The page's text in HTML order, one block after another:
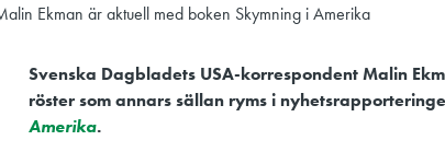
Svenska Dagbladets USA-korrespondent Malin
röster som annars sällan ryms i
Amerika.